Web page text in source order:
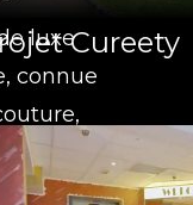
luxe
connue
et
Cureety